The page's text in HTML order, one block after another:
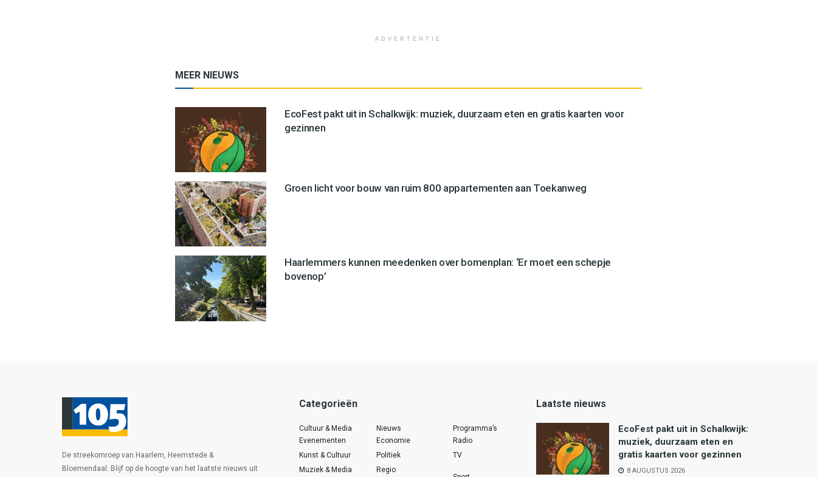
ADVERTENTIE
MEER NIEUWS
EcoFest pakt uit in Schalkwijk: muziek, duurzaam eten en gratis kaarten voor
gezinnen
Groen licht voor bouw van ruim 800 appartementen aan Toekanweg
Haarlemmers kunnen meedenken over bomenplan: ‘Er moet een schepje
bovenop’
De streekomroep van Haarlem, Heemstede &
Bloemendaal. Blijf op de hoogte van het laatste nieuws uit
Categorieën
Cultuur & Media
Evenementen
Kunst & Cultuur
Muziek & Media
Nieuws
Economie
Politiek
Regio
Programma’s
Radio
TV
Laatste nieuws
EcoFest pakt uit in Schalkwijk:
muziek, duurzaam eten en
gratis kaarten voor gezinnen
8 AUGUSTUS 2026